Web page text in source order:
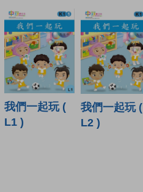
我們一起玩 (
L1 )
我們一起玩 (
L2 )